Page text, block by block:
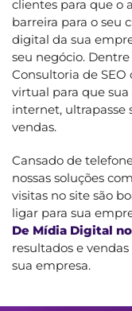
clientes para que o
barreira para o seu
digital da sua
seu negócio. Dentre
Consultoria de
virtual para que
internet, ultrapasse
vendas.
Cansado de
nossas soluções
visitas no site são
ligar para sua
De Mídia Digital
resultados e
sua empresa.